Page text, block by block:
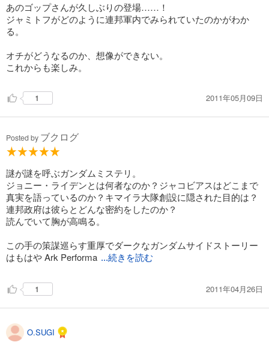
あらすじを表示する
638円 (税込)
試し読み
638
試し読み
あらすじを表示する
完結
完結
あのゴップさんが久しぶりの登場……！
ジャミトフがどのように連邦軍内でみられていたのかがわか
る。
オチがどうなるのか、想像ができない。
これからも楽しみ。
1 2011年05月09日
Posted by ブクログ
謎が謎を呼ぶガンダムミステリ。
ジョニー・ライデンとは何者なのか？ジャコビアスはどこまで
真実を語っているのか？キマイラ大隊創設に隠された目的は？
連邦政府は彼らとどんな密約をしたのか？
読んでいて胸が高鳴る。
この手の策謀巡らす重厚でダークなガンダムサイドストーリー
はもはや Ark Performa ...続きを読む
1 2011年04月26日
O.SUGI